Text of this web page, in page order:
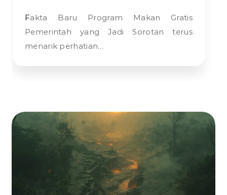
Fakta Baru Program Makan Gratis
Pemerintah yang Jadi Sorotan terus
menarik perhatian…